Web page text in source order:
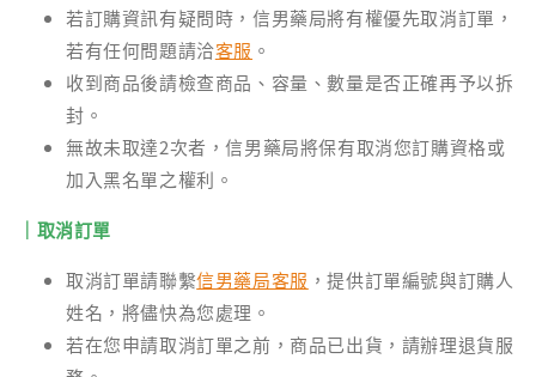
若訂購資訊有疑問時，信男藥局將有權優先取消訂單，
若有任何問題請洽客服 。
收到商品後請檢查商品、容量、數量是否正確再予以拆
封。
無故未取達2次者，信男藥局將保有取消您訂購資格或
加入黑名單之權利。
｜取消訂單
取消訂單請聯繫信男藥局客服 ，提供訂單編號與訂購人
姓名，將儘快為您處理。
若在您申請取消訂單之前，商品已出貨，請辦理退貨服